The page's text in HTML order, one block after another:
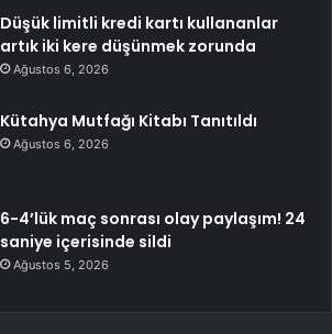
Düşük limitli kredi kartı kullananlar
artık iki kere düşünmek zorunda
Ağustos 6, 2026
Kütahya Mutfağı Kitabı Tanıtıldı
Ağustos 6, 2026
6-4’lük maç sonrası olay paylaşım! 24
saniye içerisinde sildi
Ağustos 5, 2026